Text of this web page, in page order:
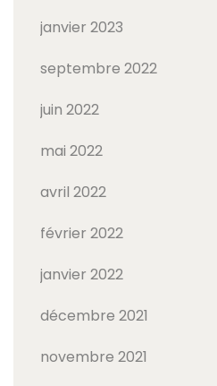
janvier 2023
septembre 2022
juin 2022
mai 2022
avril 2022
février 2022
janvier 2022
décembre 2021
novembre 2021